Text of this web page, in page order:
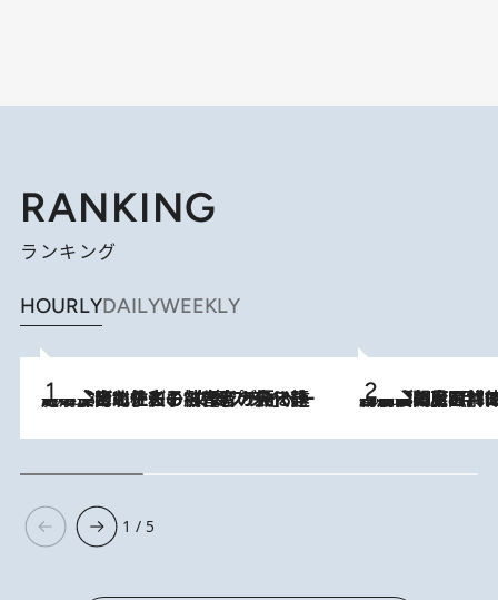
RANKING
ランキング
HOURLYDAILYWEEKLY
2026.8.3
《「文士の子ども被害者の会」発足！》阿川佐和子（72）が語る遠藤周作に北杜夫、劇作家・矢代静一の子どもたちの“文豪プライベート事件簿” 2026.8.8
「最後に見られてよかった」上野動物園の東園パンダ舎が解体前に特別公開。8月16日まで延長されたパネル展と共に辿る“半世紀”のパンダ飼育《解体工事の図面あり》
1 / 5